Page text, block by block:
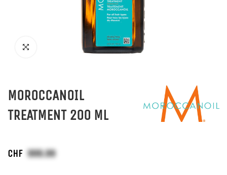
MOROCCANOIL
TREATMENT 200 ML
CHF